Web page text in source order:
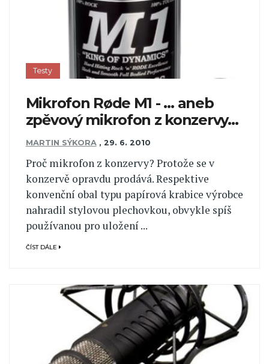
Testy
Mikrofon Røde M1 - … aneb
zpěvový mikrofon z konzervy…
MARTIN SÝKORA , 29. 6. 2010
Proč mikrofon z konzervy? Protože se v
konzervě opravdu prodává. Respektive
konvenční obal typu papírová krabice výrobce
nahradil stylovou plechovkou, obvykle spíš
používanou pro uložení ...
ČÍST DÁLE